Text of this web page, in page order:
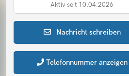
Aktiv seit 10.04.2026
Nachrichtschreiben
Telefonnummer anzeigen